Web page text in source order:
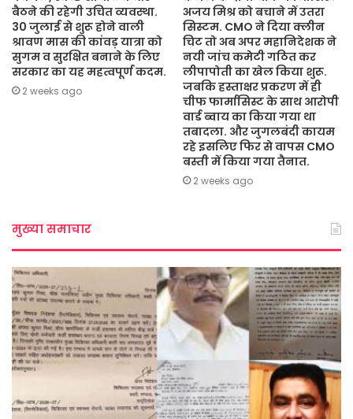
बैठने की रहेगी उचित व्यवस्था.
30 जुलाई से शुरू होने वाली
श्रावण मास की कांवड़ यात्रा को
सुगम व सुरक्षित बनाने के लिए
सरकार का यह महत्वपूर्ण कदम.
2 weeks ago
अजय मिश्र को बचाने में उतरा
सिस्टम. CMO ने दिया क्लीन
चिट तो अब अपर महानिदेशक ने
नयी जांच कमेटी गठित कर
लीपापोती का खेल किया शुरू.
जबकि हस्ताक्षर प्रकरण में ही
चीफ फार्मासिस्ट के साथ आरोपी
वार्ड ब्वाय का किया गया था
तबादला. और जुगलबंदी कायम
रहे इसलिए फिर से वापस CMO
बस्ती में किया गया तैनात.
2 weeks ago
मुख्या समाचार